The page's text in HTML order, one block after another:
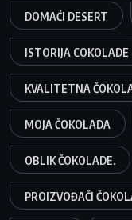
DOMAĆI DESERT
ISTORIJA COKOLADE
KVALITETNA
MOJA ČOKOLADA
OBLIK ČOKOLADE.
PROIZVOĐAČI